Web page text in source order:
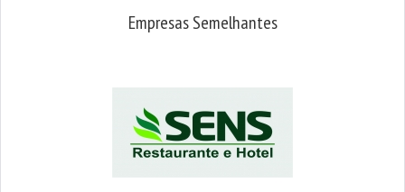
Empresas Semelhantes